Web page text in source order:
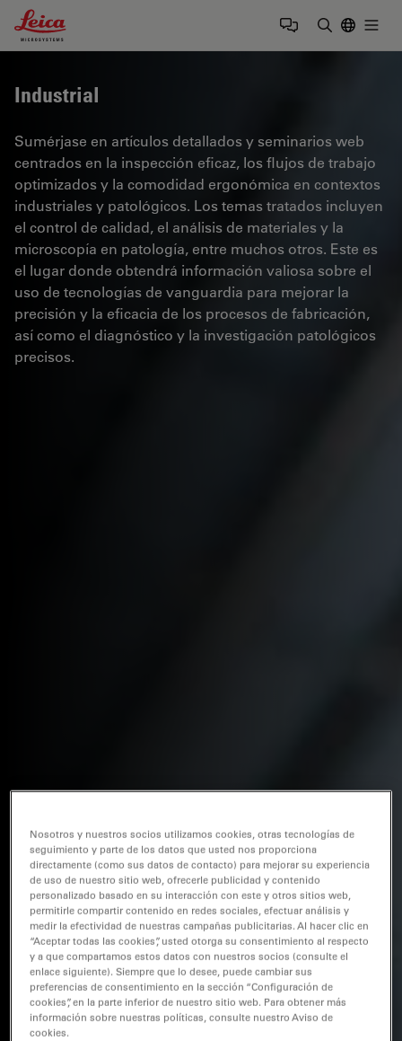
Leica Microsystems Logo
Industrial
Sumérjase en artículos detallados y seminarios web
centrados en la inspección eficaz, los flujos de trabajo
optimizados y la comodidad ergonómica en contextos
industriales y patológicos. Los temas tratados incluyen
el control de calidad, el análisis de materiales y la
microscopía en patología, entre muchos otros. Este es
el lugar donde obtendrá información valiosa sobre el
uso de tecnologías de vanguardia para mejorar la
precisión y la eficacia de los procesos de fabricación,
así como el diagnóstico y la investigación patológicos
precisos.
Nosotros y nuestros socios utilizamos cookies, otras tecnologías de
seguimiento y parte de los datos que usted nos proporciona
directamente (como sus datos de contacto) para mejorar su experiencia
de uso de nuestro sitio web, ofrecerle publicidad y contenido
personalizado basado en su interacción con este y otros sitios web,
permitirle compartir contenido en redes sociales, efectuar análisis y
medir la efectividad de nuestras campañas publicitarias. Al hacer clic en
“Aceptar todas las cookies”, usted otorga su consentimiento al respecto
y a que compartamos estos datos con nuestros socios (consulte el
enlace siguiente). Siempre que lo desee, puede cambiar sus
preferencias de consentimiento en la sección “Configuración de
cookies”, en la parte inferior de nuestro sitio web. Para obtener más
información sobre nuestras políticas, consulte nuestro Aviso de
cookies.